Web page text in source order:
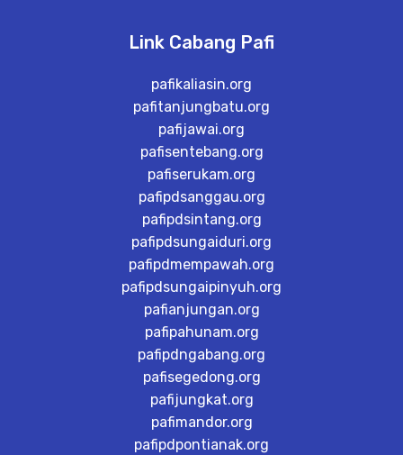
Link Cabang Pafi
pafikaliasin.org
pafitanjungbatu.org
pafijawai.org
pafisentebang.org
pafiserukam.org
pafipdsanggau.org
pafipdsintang.org
pafipdsungaiduri.org
pafipdmempawah.org
pafipdsungaipinyuh.org
pafianjungan.org
pafipahunam.org
pafipdngabang.org
pafisegedong.org
pafijungkat.org
pafimandor.org
pafipdpontianak.org